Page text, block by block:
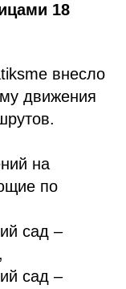
18
внесло
движения
на
по
сад –
сад –